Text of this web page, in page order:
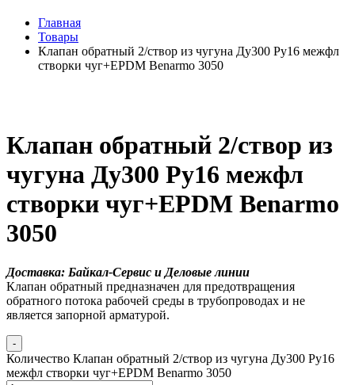
Главная
Товары
Клапан обратный 2/створ из чугуна Ду300 Ру16 межфл
створки чуг+EPDM Benarmo 3050
Клапан обратный 2/створ из
чугуна Ду300 Ру16 межфл
створки чуг+EPDM Benarmo
3050
Доставка: Байкал-Сервис и Деловые линии
Клапан обратный предназначен для предотвращения
обратного потока рабочей среды в трубопроводах и не
является запорной арматурой.
-
Количество Клапан обратный 2/створ из чугуна Ду300 Ру16
межфл створки чуг+EPDM Benarmo 3050